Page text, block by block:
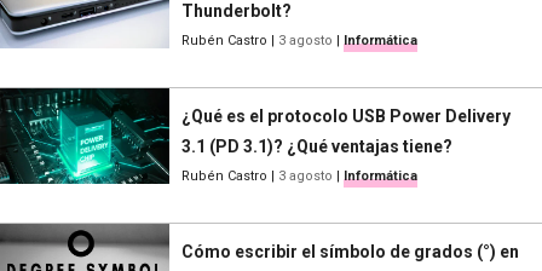
Thunderbolt?
Rubén Castro 3 agosto Informática
¿Qué es el protocolo USB Power Delivery
3.1 (PD 3.1)? ¿Qué ventajas tiene?
Rubén Castro 3 agosto Informática
Cómo escribir el símbolo de grados (°) en